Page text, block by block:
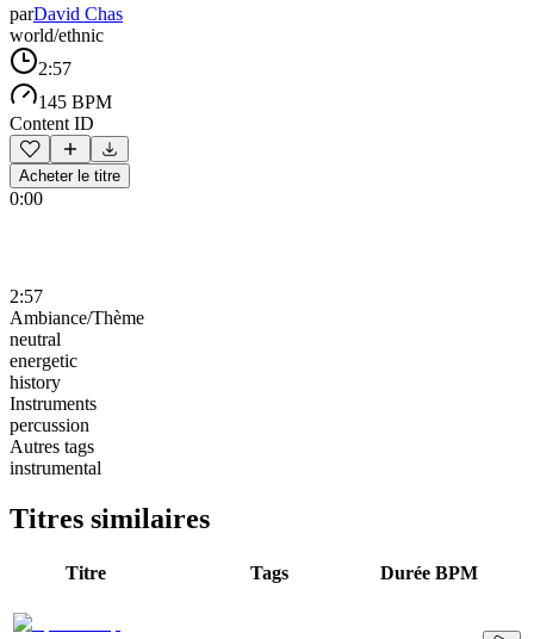
parDavid Chas
world/ethnic
2:57
145 BPM
Content ID
Acheter le titre
0:00
2:57
Ambiance/Thème
neutral
energetic
history
Instruments
percussion
Autres tags
instrumental
Titres similaires
Titre Tags Durée BPM